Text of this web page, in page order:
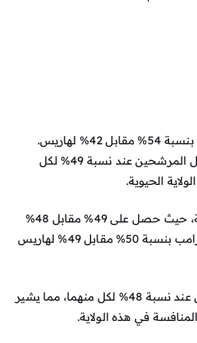
، فقد أظهرت النتائج تفوقاً واضحاً لترامب بنسبة 54% مقابل 42% لهاريس.
، كانت المنافسة على أشدها بتعادل المرشحين عند نسبة 49% لكل
الحيوية.
، تقدّم ترامب أيضًا بنسبة طفيفة، حيث حصل على 49% مقابل 48%
، حيث يتقدم ترامب بنسبة 50% مقابل 49% لهاريس
، فالوضع متقارب جدًا، إذ تعادل المرشحان عند نسبة 48% لكل منهما، مما يشير
في هذه الولاية.